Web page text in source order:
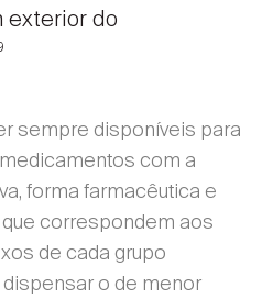
exterior do
sempre disponíveis para
com a
forma farmacêutica e
correspondem aos
de cada grupo
o de menor